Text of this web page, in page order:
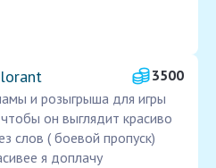
3500
и розыгрыша для игры
он выглядит красиво
слов ( боевой пропуск)
я доплачу